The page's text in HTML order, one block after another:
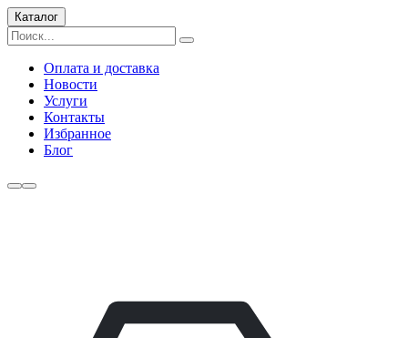
Каталог
Оплата и доставка
Новости
Услуги
Контакты
Избранное
Блог